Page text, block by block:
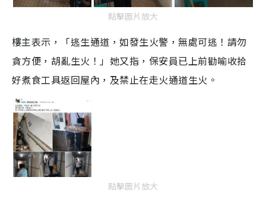
點擊圖片放大
樓主表示，「逃生通道，如發生火警，無處可逃！請勿
貪方便，胡亂生火！」她又指，保安員已上前勸喻收拾
好煮食工具返回屋內，及禁止在走火通道生火。
點擊圖片放大